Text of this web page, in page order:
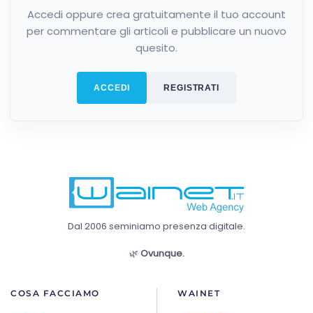
Accedi oppure crea gratuitamente il tuo account
per commentare gli articoli e pubblicare un nuovo
quesito.
ACCEDI REGISTRATI
Dal 2006 seminiamo presenza digitale.
🌿 Ovunque.
COSA FACCIAMO WAINET